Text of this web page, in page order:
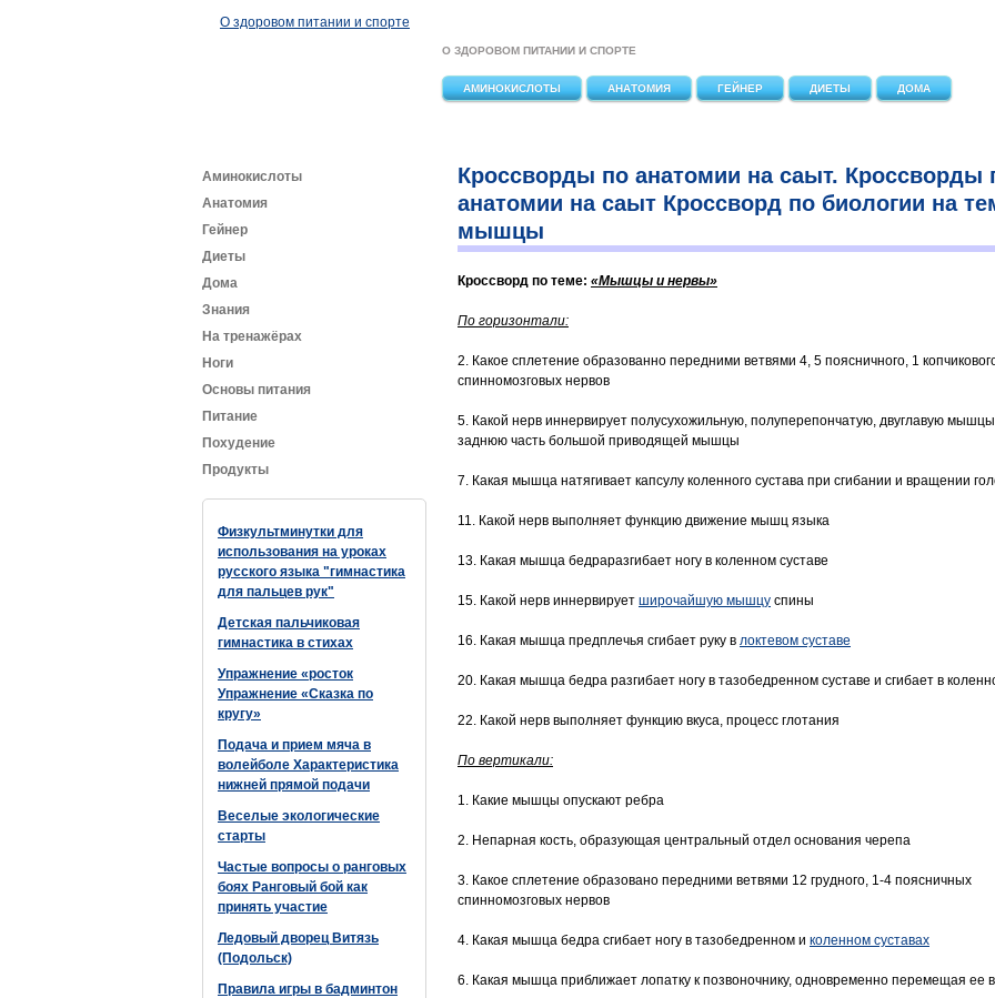
О здоровом питании и спорте
О ЗДОРОВОМ ПИТАНИИ И СПОРТЕ
АМИНОКИСЛОТЫ АНАТОМИЯ ГЕЙНЕР ДИЕТЫ ДОМА
Аминокислоты
Анатомия
Гейнер
Диеты
Дома
Знания
На тренажёрах
Ноги
Основы питания
Питание
Похудение
Продукты
Физкультминутки для
использования на уроках
русского языка "гимнастика
для пальцев рук"
Детская пальчиковая
гимнастика в стихах
Упражнение «росток
Упражнение «Сказка по
кругу»
Подача и прием мяча в
волейболе Характеристика
нижней прямой подачи
Веселые экологические
старты
Частые вопросы о ранговых
боях Ранговый бой как
принять участие
Ледовый дворец Витязь
(Подольск)
Правила игры в бадминтон
Кроссворды по анатомии на саыт. Кроссворды
анатомии на саыт Кроссворд по биологии на
мышцы
Кроссворд по теме: «Мышцы и нервы»
По горизонтали:
2. Какое сплетение образованно передними ветвями 4, 5 поясничного, 1
спинномозговых нервов
5. Какой нерв иннервирует полусухожильную, полуперепончатую, двуглавую
заднюю часть большой приводящей мышцы
7. Какая мышца натягивает капсулу коленного сустава при сгибании и вращении
11. Какой нерв выполняет функцию движение мышц языка
13. Какая мышца бедраразгибает ногу в коленном суставе
15. Какой нерв иннервирует широчайшую мышцу спины
16. Какая мышца предплечья сгибает руку в локтевом суставе
20. Какая мышца бедра разгибает ногу в тазобедренном суставе и сгибает в
22. Какой нерв выполняет функцию вкуса, процесс глотания
По вертикали:
1. Какие мышцы опускают ребра
2. Непарная кость, образующая центральный отдел основания черепа
3. Какое сплетение образовано передними ветвями 12 грудного, 1-4 поясничных
спинномозговых нервов
4. Какая мышца бедра сгибает ногу в тазобедренном и коленном суставах
6. Какая мышца приближает лопатку к позвоночнику, одновременно перемещая ее